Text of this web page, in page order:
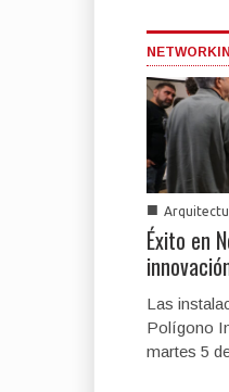
■
Éxito en
Las
Polígono
martes 5